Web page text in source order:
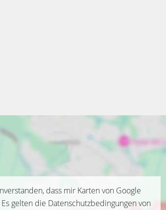
dass mir Karten von Google
gelten die Datenschutzbedingungen von